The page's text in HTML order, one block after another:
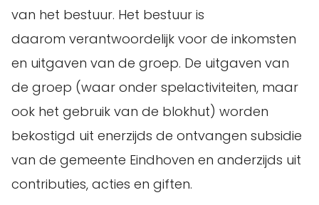
van het bestuur. Het bestuur is
daarom verantwoordelijk voor de inkomsten
en uitgaven van de groep. De uitgaven van
de groep (waar onder spelactiviteiten, maar
ook het gebruik van de blokhut) worden
bekostigd uit enerzijds de ontvangen subsidie
van de gemeente Eindhoven en anderzijds uit
contributies, acties en giften.